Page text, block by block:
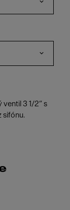
ventil 3 1/2“ s
sifónu.